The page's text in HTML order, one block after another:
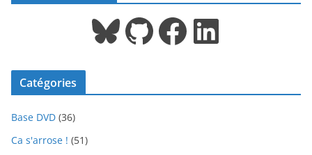
Bluesky GitHub Facebook LinkedIn
Catégories
Base DVD (36)
Ca s'arrose ! (51)